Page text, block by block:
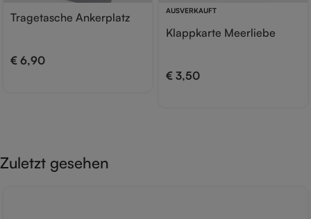
Tragetasche Ankerplatz
€ 6,90
AUSVERKAUFT
Klappkarte Meerliebe
€ 3,50
Zuletzt gesehen